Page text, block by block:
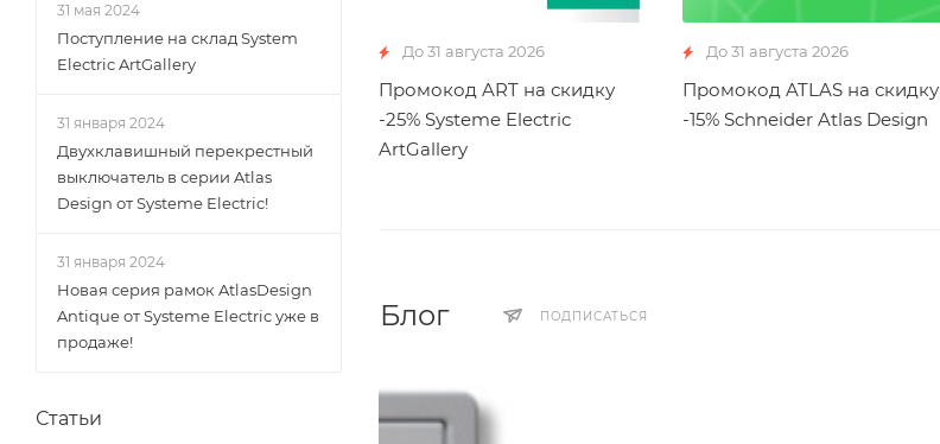
До 31 августа 2026
Промокод ART на скидку
-25% Systeme Electric
ArtGallery
До 31 августа 2026
Промокод ATLAS на скидку
-15% Schneider Atlas Design
Блог ПОДПИСАТЬСЯ
31 мая 2024
Поступление на склад System
Electric ArtGallery
31 января 2024
Двухклавишный перекрестный
выключатель в серии Atlas
Design от Systeme Electric!
31 января 2024
Новая серия рамок AtlasDesign
Antique от Systeme Electric уже в
продаже!
Статьи